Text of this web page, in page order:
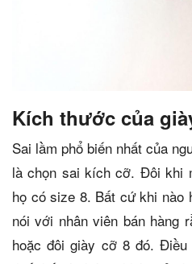
Kích thước của
Sai lầm phổ biến nhất của
là chọn sai kích cỡ. Đôi khi
họ có size 8. Bất cứ khi nào
nói với nhân viên bán hàng
hoặc đôi giày cỡ 8 đó.